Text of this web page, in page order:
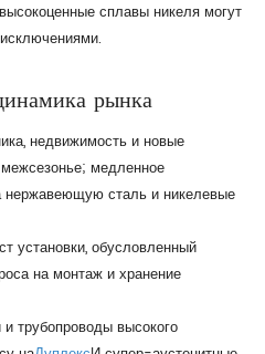
сплавы никеля могут
рынка
недвижимость и новые
медленное
нержавеющую сталь и никелевые
установки, обусловленный
на монтаж и хранение
и трубопроводы высокого